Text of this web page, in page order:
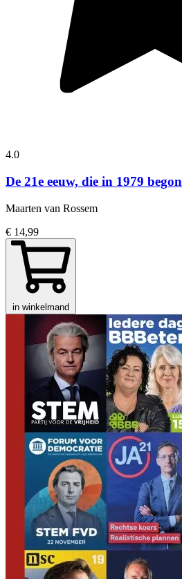
4.0
De 21e eeuw, die in 1979 begon
Maarten van Rossem
€ 14,99
in winkelmand